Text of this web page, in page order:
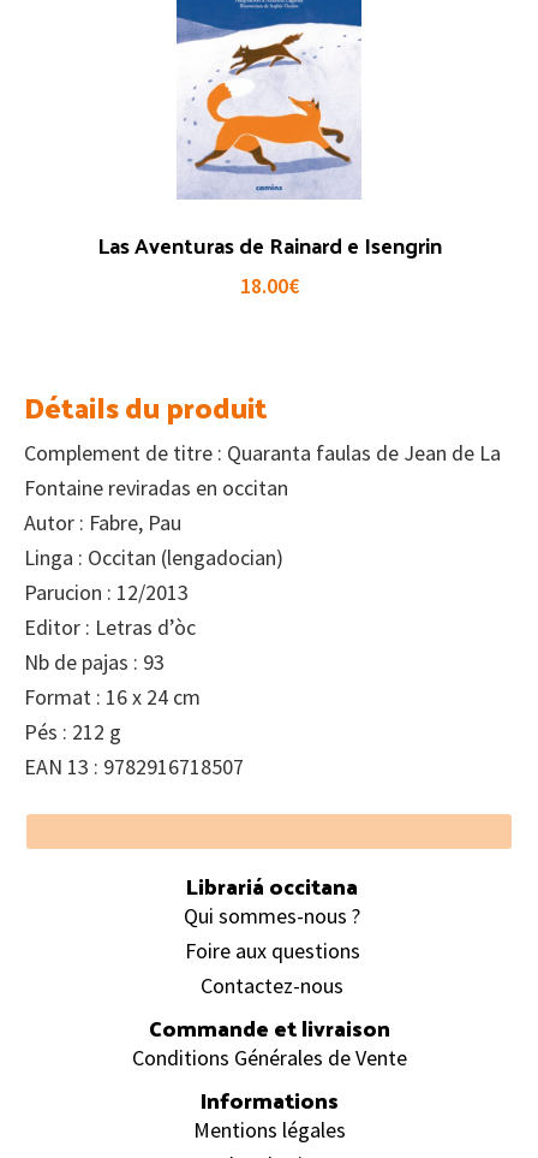
Las Aventuras de Rainard e Isengrin
18.00€
Détails du produit
Complement de titre : Quaranta faulas de Jean de La
Fontaine reviradas en occitan
Autor : Fabre, Pau
Linga : Occitan (lengadocian)
Parucion : 12/2013
Editor : Letras d’òc
Nb de pajas : 93
Format : 16 x 24 cm
Pés : 212 g
EAN 13 : 9782916718507
Footer
Librariá occitana
Qui sommes-nous ?
Foire aux questions
Contactez-nous
Commande et livraison
Conditions Générales de Vente
Informations
Mentions légales